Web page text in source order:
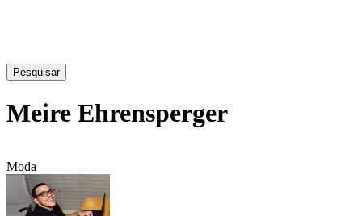
Pesquisar
Meire Ehrensperger
Moda